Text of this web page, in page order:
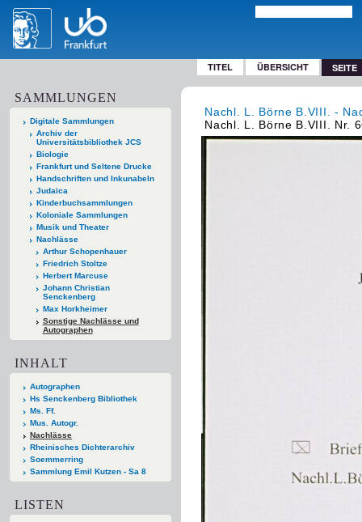
TITEL ÜBERSICHT SEITE
SAMMLUNGEN
Digitale Sammlungen
Archiv der
Universitätsbibliothek JCS
Biologie
Frankfurt und Seltene Drucke
Handschriften und Inkunabeln
Judaica
Kinderbuchsammlungen
Koloniale Sammlungen
Musik und Theater
Nachlässe
Arthur Schopenhauer
Friedrich Stoltze
Herbert Marcuse
Johann Christian
Senckenberg
Max Horkheimer
Sonstige Nachlässe und
Autographen
INHALT
Autographen
Hs Senckenberg Bibliothek
Ms. Ff.
Mus. Autogr.
Nachlässe
Rheinisches Dichterarchiv
Soemmerring
Sammlung Emil Kutzen - Sa 8
LISTEN
Nachl. L. Börne B.VIII. -
Nachl. L. Börne B.VIII. Nr.